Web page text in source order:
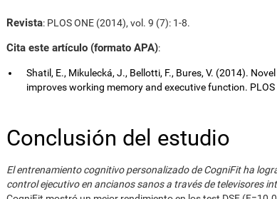
Revista: PLOS ONE (2014), vol. 9 (7): 1-8.
Cita este artículo (formato APA):
Shatil, E., Mikulecká, J., Bellotti, F., Bures, V. (2014).
improves working memory and executive function. PLOS
Conclusión del estudio
El entrenamiento cognitivo personalizado de CogniFit ha
control ejecutivo en ancianos sanos a través de televisores